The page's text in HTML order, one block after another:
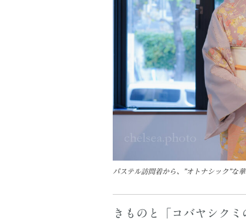
パステル訪問着から、”オトナシック”な
きものと「コバヤシク